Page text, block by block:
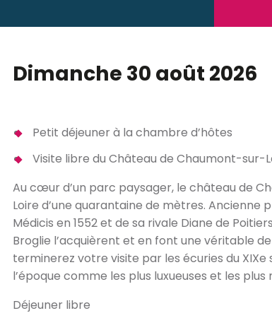
Dimanche 30 août 2026
Petit déjeuner à la chambre d’hôtes
Visite libre du Château de Chaumont-sur-
Au cœur d’un parc paysager, le château de
Loire d’une quarantaine de mètres. Ancienne
Médicis en 1552 et de sa rivale Diane de
Broglie l’acquièrent et en font une véritable
terminerez votre visite par les écuries du XIXe
l’époque comme les plus luxueuses et les plus
Déjeuner libre